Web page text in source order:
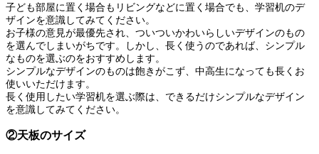
子ども部屋に置く場合もリビングなどに置く場合でも、学習机のデ
ザインを意識してみてください。
お子様の意見が最優先され、ついついかわいらしいデザインのもの
を選んでしまいがちです。しかし、長く使うのであれば、シンプル
なものを選ぶのをおすすめします。
シンプルなデザインのものは飽きがこず、中高生になっても長くお
使いいただけます。
長く使用したい学習机を選ぶ際は、できるだけシンプルなデザイン
を意識してみてください。
②天板のサイズ